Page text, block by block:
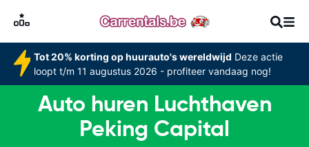
Tot 20% korting op huurauto's wereldwijd Deze actie
loopt t/m 11 augustus 2026 - profiteer vandaag nog!
Auto huren Luchthaven
Peking Capital